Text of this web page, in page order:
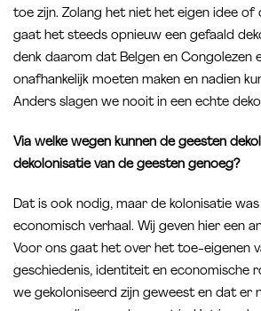
toe zijn. Zolang het niet het eigen idee of
gaat het steeds opnieuw een gefaald
denk daarom dat Belgen en Congolezen
onafhankelijk moeten maken en nadien
Anders slagen we nooit in een echte
Via welke wegen kunnen de geesten
dekolonisatie van de geesten genoeg?
Dat is ook nodig, maar de kolonisatie
economisch verhaal. Wij geven hier een
Voor ons gaat het over het toe-eigenen
geschiedenis, identiteit en economische
we gekoloniseerd zijn geweest en dat er